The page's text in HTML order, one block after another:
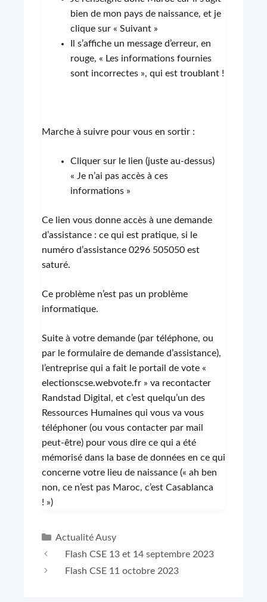
bien de mon pays de naissance, et je
clique sur « Suivant »
Il s’affiche un message d’erreur, en
rouge, « Les informations fournies
sont incorrectes », qui est troublant !
Marche à suivre pour vous en sortir :
Cliquer sur le lien (juste au-dessus)
« Je n’ai pas accès à ces
informations »
Ce lien vous donne accès à une demande
d’assistance : ce qui est pratique, si le
numéro d’assistance 0296 505050 est
saturé.
Ce problème n’est pas un problème
informatique.
Suite à votre demande (par téléphone, ou
par le formulaire de demande d’assistance),
l’entreprise qui a fait le portail de vote «
electionscse.webvote.fr » va recontacter
Randstad Digital, et c’est quelqu’un des
Ressources Humaines qui vous va vous
téléphoner (ou vous contacter par mail
peut-être) pour vous dire ce qui a été
mémorisé dans la base de données en ce qui
concerne votre lieu de naissance (« ah ben
non, ce n’est pas Maroc, c’est Casablanca
! »)
Catégories
Actualité Ausy
Flash CSE 13 et 14 septembre 2023
Flash CSE 11 octobre 2023